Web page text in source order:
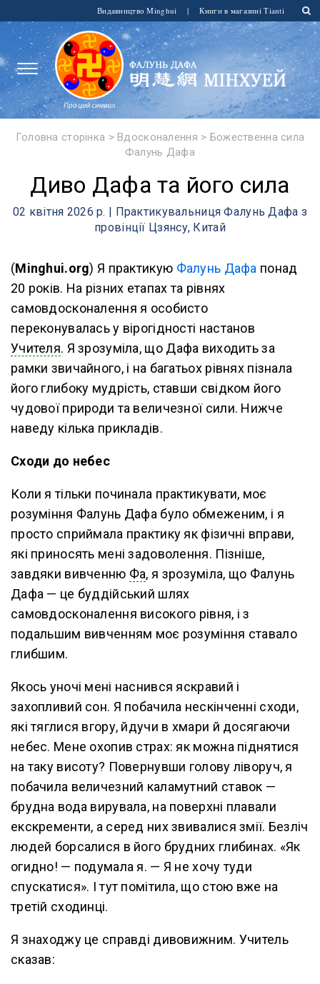
Видавництво Minghui | Книги в магазині Tianti
Головна сторінка > Вдосконалення > Божественна сила
Фалунь Дафа
​Диво Дафа та його сила
02 квітня 2026 р. | Практикувальниця Фалунь Дафа з
провінції Цзянсу, Китай
(Minghui.org) Я практикую Фалунь Дафа понад
20 років. На різних етапах та рівнях
самовдосконалення я особисто
переконувалась у вірогідності настанов
Учителя. Я зрозуміла, що Дафа виходить за
рамки звичайного, і на багатьох рівнях пізнала
його глибоку мудрість, ставши свідком його
чудової природи та величезної сили. Нижче
наведу кілька прикладів.
Сходи до небес
Коли я тільки починала практикувати, моє
розуміння Фалунь Дафа було обмеженим, і я
просто сприймала практику як фізичні вправи,
які приносять мені задоволення. Пізніше,
завдяки вивченню Фа, я зрозуміла, що Фалунь
Дафа — це буддійський шлях
самовдосконалення високого рівня, і з
подальшим вивченням моє розуміння ставало
глибшим.
Якось уночі мені наснився яскравий і
захопливий сон. Я побачила нескінченні сходи,
які тяглися вгору, йдучи в хмари й досягаючи
небес. Мене охопив страх: як можна піднятися
на таку висоту? Повернувши голову ліворуч, я
побачила величезний каламутний ставок —
брудна вода вирувала, на поверхні плавали
екскременти, а серед них звивалися змії. Безліч
людей борсалися в його брудних глибинах. «Як
огидно! — подумала я. — Я не хочу туди
спускатися». І тут помітила, що стою вже на
третій сходинці.
Я знаходжу це справді дивовижним. Учитель
сказав: